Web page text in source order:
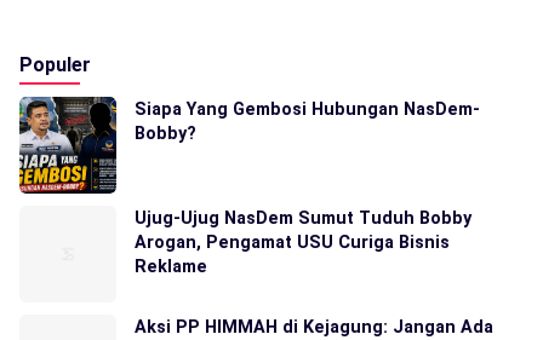
Populer
Siapa Yang Gembosi Hubungan NasDem-
Bobby?
Ujug-Ujug NasDem Sumut Tuduh Bobby
Arogan, Pengamat USU Curiga Bisnis
Reklame
Aksi PP HIMMAH di Kejagung: Jangan Ada